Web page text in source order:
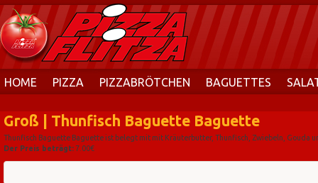
HOME PIZZA PIZZABRÖTCHEN BAGUETTES
Groß | Thunfisch Baguette Baguette
Thunfisch Baguette Baguette ist belegt mit mit Kräuterbutter, Thunfisch, Zwiebeln, Gouda
Der Preis beträgt: 7.00€